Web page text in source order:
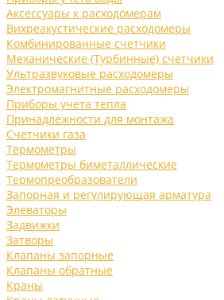
Аксессуары к расходомерам
Вихреакустические расходомеры
Комбинированные счетчики
Механические (Турбинные) счетчики
Ультразвуковые расходомеры
Электромагнитные расходомеры
Приборы учета тепла
Принадлежности для монтажа
Счетчики газа
Термометры
Термометры биметаллические
Термопреобразователи
Запорная и регулирующая арматура
Элеваторы
Задвижки
Затворы
Клапаны запорные
Клапаны обратные
Краны